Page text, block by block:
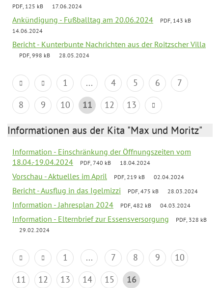
PDF, 125 kB 17.06.2024
Ankündigung - Fußballtag am 20.06.2024
PDF, 143 kB
14.06.2024
Bericht - Kunterbunte Nachrichten aus der Roitzscher Villa
PDF, 998 kB 28.05.2024
1 ... 4 5 6
7
8
9 10 11 12 13
Informationen aus der Kita "Max und Moritz"
Information - Einschränkung der Öffnungszeiten vom
18.04.-19.04.2024
PDF, 740 kB 18.04.2024
Vorschau - Aktuelles im April PDF, 219 kB 02.04.2024
Bericht - Ausflug in das Igelmizzi PDF, 475 kB 28.03.2024
Information - Jahresplan 2024 PDF, 482 kB 04.03.2024
Information - Elternbrief zur Essensversorgung
PDF, 328 kB
29.02.2024
1 ... 7 8 9
10
11
12 13 14 15 16